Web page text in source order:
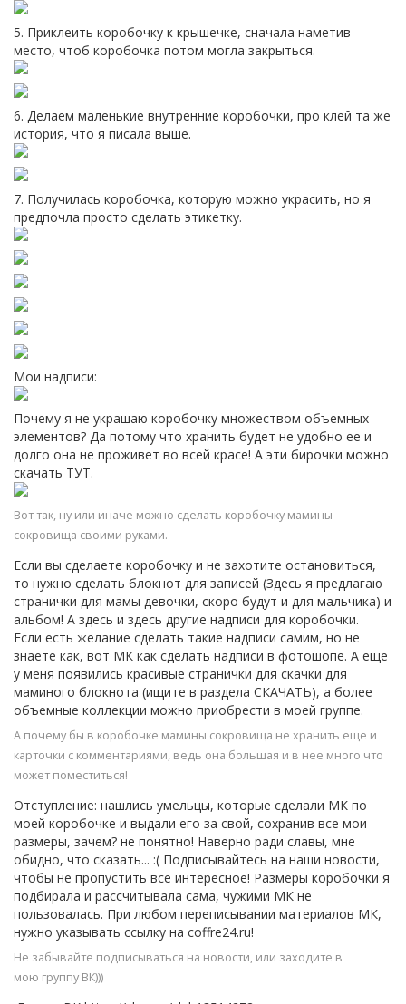
5. Приклеить коробочку к крышечке, сначала наметив
место, чтоб коробочка потом могла закрыться.
6. Делаем маленькие внутренние коробочки, про клей та же
история, что я писала выше.
7. Получилась коробочка, которую можно украсить, но я
предпочла просто сделать этикетку.
Мои надписи:
Почему я не украшаю коробочку множеством объемных
элементов? Да потому что хранить будет не удобно ее и
долго она не проживет во всей красе! А эти бирочки можно
скачать ТУТ.
Вот так, ну или иначе можно сделать коробочку мамины
сокровища своими руками.
Если вы сделаете коробочку и не захотите остановиться,
то нужно сделать блокнот для записей (Здесь я предлагаю
странички для мамы девочки, скоро будут и для мальчика) и
альбом! А здесь и здесь другие надписи для коробочки.
Если есть желание сделать такие надписи самим, но не
знаете как, вот МК как сделать надписи в фотошопе. А еще
у меня появились красивые странички для скачки для
маминого блокнота (ищите в раздела СКАЧАТЬ), а более
объемные коллекции можно приобрести в моей группе.
А почему бы в коробочке мамины сокровища не хранить еще и
карточки с комментариями, ведь она большая и в нее много что
может поместиться!
Отступление: нашлись умельцы, которые сделали МК по
моей коробочке и выдали его за свой, сохранив все мои
размеры, зачем? не понятно! Наверно ради славы, мне
обидно, что сказать... :( Подписывайтесь на наши новости,
чтобы не пропустить все интересное! Размеры коробочки я
подбирала и рассчитывала сама, чужими МК не
пользовалась. При любом переписывании материалов МК,
нужно указывать ссылку на coffre24.ru!
Не забывайте подписываться на новости, или заходите в
мою группу ВК)))